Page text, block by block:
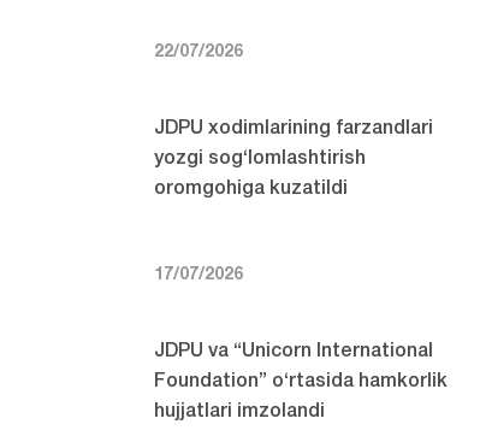
22/07/2026
JDPU xodimlarining farzandlari
yozgi sog‘lomlashtirish
oromgohiga kuzatildi
17/07/2026
JDPU va “Unicorn International
Foundation” o‘rtasida hamkorlik
hujjatlari imzolandi